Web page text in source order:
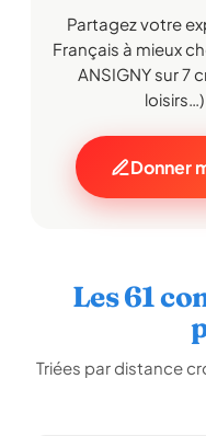
Partagez votre
Français à mieux
ANSIGNY sur 7
Donner
Les 61
Triées par distance